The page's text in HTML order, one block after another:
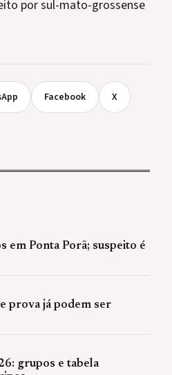
por sul-mato-grossense
Facebook X
em Ponta Porã; suspeito é
prova já podem ser
grupos e tabela